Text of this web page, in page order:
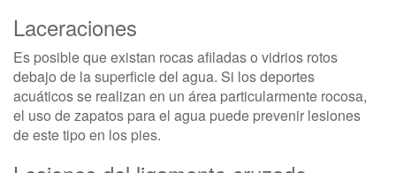
Laceraciones
Es posible que existan rocas afiladas o vidrios rotos
debajo de la superficie del agua. Si los deportes
acuáticos se realizan en un área particularmente rocosa,
el uso de zapatos para el agua puede prevenir lesiones
de este tipo en los pies.